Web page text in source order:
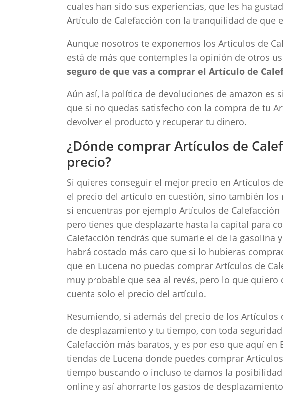
cuales han sido sus experiencias, que les ha
Artículo de Calefacción con la tranquilidad de que
Aunque nosotros te exponemos los Artículos de
está de más que contemples la opinión de otros
seguro de que vas a comprar el Artículo de
Aún así, la política de devoluciones de amazon es
que si no quedas satisfecho con la compra de tu
devolver el producto y recuperar tu dinero.
¿Dónde comprar Artículos de
precio?
Si quieres conseguir el mejor precio en Artículos
el precio del artículo en cuestión, sino también
si encuentras por ejemplo Artículos de
pero tienes que desplazarte hasta la capital para
Calefacción tendrás que sumarle el de la gasolina
habrá costado más caro que si lo hubieras
que en Lucena no puedas comprar Artículos de
muy probable que sea al revés, pero lo que quiero
cuenta solo el precio del artículo.
Resumiendo, si además del precio de los
de desplazamiento y tu tiempo, con toda
Calefacción más baratos, y es por eso que aquí
tiendas de Lucena donde puedes comprar
tiempo buscando o incluso te damos la
online y así ahorrarte los gastos de